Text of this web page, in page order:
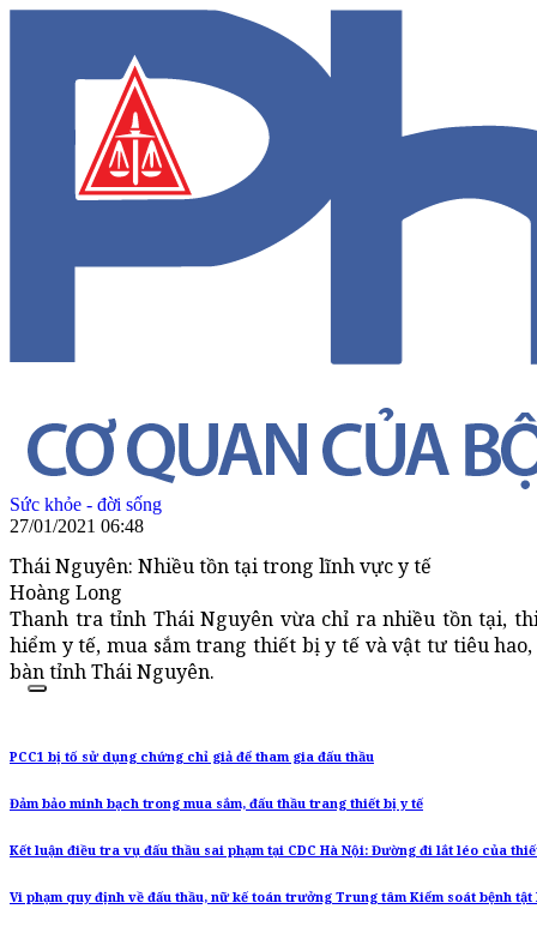
Sức khỏe - đời sống
27/01/2021 06:48
Thái Nguyên: Nhiều tồn tại trong lĩnh vực y tế
Hoàng Long
Thanh tra tỉnh Thái Nguyên vừa chỉ ra nhiều tồn tại,
hiểm y tế, mua sắm trang thiết bị y tế và vật tư tiêu
bàn tỉnh Thái Nguyên.
PCC1 bị tố sử dụng chứng chỉ giả để tham gia đấu thầu
Đảm bảo minh bạch trong mua sắm, đấu thầu trang thiết bị y tế
Kết luận điều tra vụ đấu thầu sai phạm tại CDC Hà Nội: Đường đi lắt léo của
Vi phạm quy định về đấu thầu, nữ kế toán trưởng Trung tâm Kiểm soát bệnh